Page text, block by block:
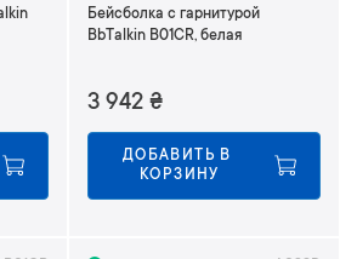
Бейсболка с гарнитурой
BbTalkin B01CR, белая
3 942 ₴
ДОБАВИТЬ В
КОРЗИНУ